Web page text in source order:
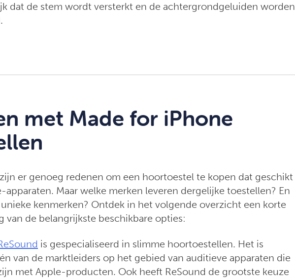
dat de stem wordt versterkt en de achtergrondgeluiden worden
met Made for iPhone
er genoeg redenen om een hoortoestel te kopen dat geschikt
apparaten. Maar welke merken leveren dergelijke toestellen? En
kenmerken? Ontdek in het volgende overzicht een korte
van de belangrijkste beschikbare opties:
is gespecialiseerd in slimme hoortoestellen. Het is
van de marktleiders op het gebied van auditieve apparaten die
met Apple-producten. Ook heeft ReSound de grootste keuze